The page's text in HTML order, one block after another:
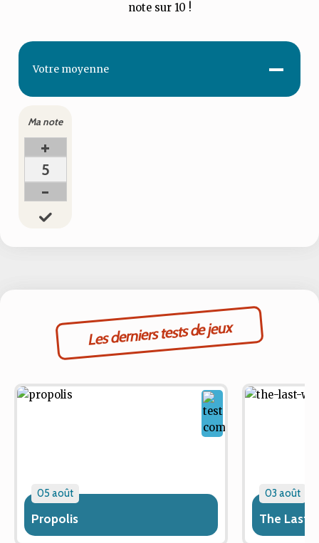
note sur 10 !
Votre moyenne -
Ma note
+
5
-
Les derniers tests de jeux
05 août
Propolis
03 août
The Last